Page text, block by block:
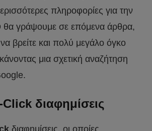
πληροφορίες για την
θα γράψουμε σε επόμενα άρθρα,
βρείτε και πολύ μεγάλο όγκο
μια σχετική αναζήτηση
διαφημίσεις
διαφημίσεις, οι οποίες